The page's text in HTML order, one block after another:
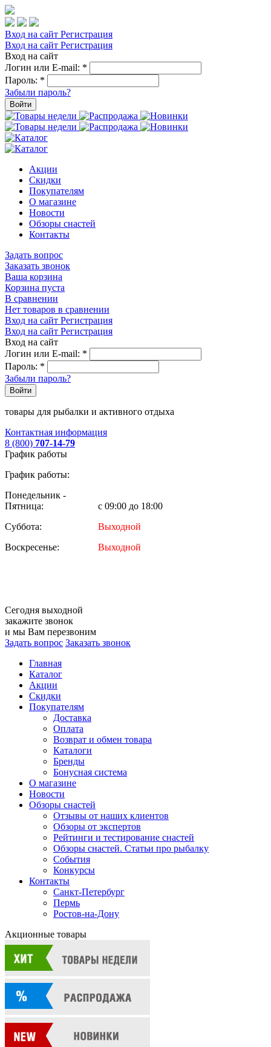
Вход на сайт Регистрация
Вход на сайт Регистрация
Вход на сайт
Логин или E-mail: *
Пароль: *
Забыли пароль?
Войти
Акции
Скидки
Покупателям
О магазине
Новости
Обзоры снастей
Контакты
Задать вопрос
Заказать звонок
Ваша корзина
Корзина пуста
В сравнении
Нет товаров в сравнении
Вход на сайт Регистрация
Вход на сайт Регистрация
Вход на сайт
Логин или E-mail: *
Пароль: *
Забыли пароль?
Войти
товары для рыбалки и активного отдыха
Контактная информация
8 (800) 707-14-79
График работы
График работы:
Понедельник -
Пятница:
с 09:00 до 18:00
Суббота:
Выходной
Воскресенье:
Выходной
Сегодня выходной
закажите звонок
и мы Вам перезвоним
Задать вопрос Заказать звонок
Главная
Каталог
Акции
Скидки
Покупателям
Доставка
Оплата
Возврат и обмен товара
Каталоги
Бренды
Бонусная система
О магазине
Новости
Обзоры снастей
Отзывы от наших клиентов
Обзоры от экспертов
Рейтинги и тестирование снастей
Обзоры снастей. Статьи про рыбалку
События
Конкурсы
Контакты
Санкт-Петербург
Пермь
Ростов-на-Дону
Акционные товары